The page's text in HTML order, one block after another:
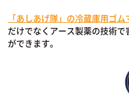
「あしあげ隊」の冷蔵庫用ゴム
だけでなくアース製薬の技術
ができます。